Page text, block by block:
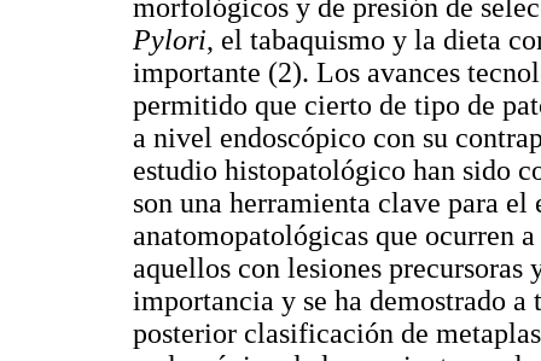
morfológicos y de presión de
Pylori, el tabaquismo y la dieta
importante (2). Los avances
permitido que cierto de tipo de
a nivel endoscópico con su
estudio histopatológico han sido
son una herramienta clave para el
anatomopatológicas que ocurren
aquellos con lesiones
importancia y se ha demostrado
posterior clasificación de